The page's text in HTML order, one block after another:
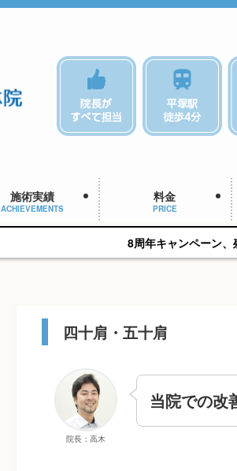
施術実績
ACHIEVEMENTS
料金
PRICE
8周年キャンペーン、残12名/8日(土
四十肩・五十肩
院長：高木
当院での改